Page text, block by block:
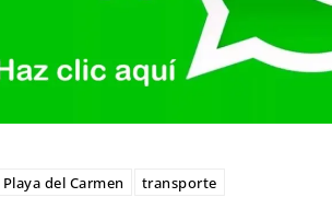
Playa del Carmen transporte